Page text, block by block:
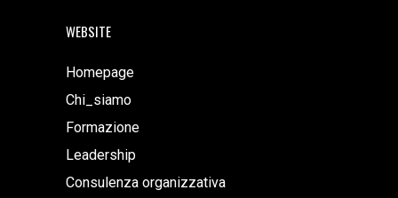
WEBSITE
Homepage
Chi_siamo
Formazione
Leadership
Consulenza organizzativa